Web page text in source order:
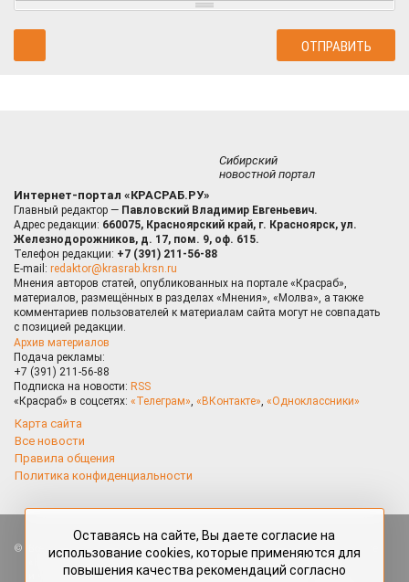
Сибирский
новостной портал
Интернет-портал «КРАСРАБ.РУ»
Главный редактор — Павловский Владимир Евгеньевич.
Адрес редакции: 660075, Красноярский край, г. Красноярск, ул.
Железнодорожников, д. 17, пом. 9, оф. 615.
Телефон редакции: +7 (391) 211-56-88
E-mail: redaktor@krasrab.krsn.ru
Мнения авторов статей, опубликованных на портале «Красраб»,
материалов, размещённых в разделах «Мнения», «Молва», а также
комментариев пользователей к материалам сайта могут не совпадать
с позицией редакции.
Архив материалов
Подача рекламы:
+7 (391) 211-56-88
Подписка на новости: RSS
«Красраб» в соцсетях: «Телеграм», «ВКонтакте», «Одноклассники»
Карта сайта
Все новости
Правила общения
Политика конфиденциальности
Все права защищены. Любые материалы, размещённые на портале
«Красраб.ру» сотрудниками редакции, нештатными авторами
и читателями, являются объектами авторского права. Полное или
Оставаясь на сайте, Вы даете согласие на
использование cookies, которые применяются для
повышения качества рекомендаций согласно